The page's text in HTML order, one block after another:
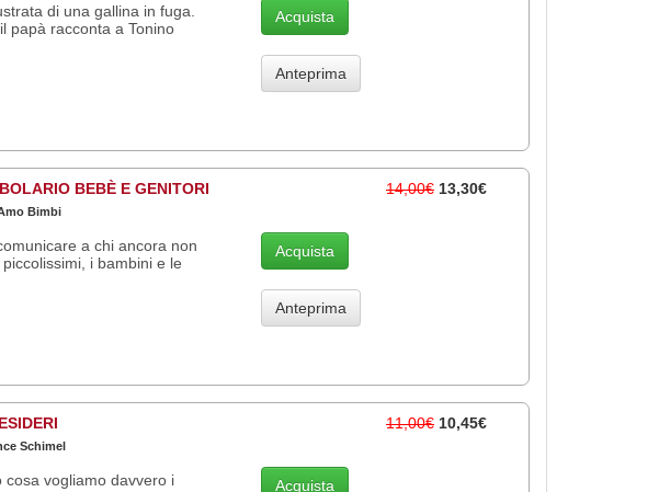
di una gallina in fuga.
papà racconta a Tonino
Acquista
Anteprima
BEBÈ E GENITORI
Bimbi
a chi ancora non
i bambini e le
14,00€ 13,30€
Acquista
Anteprima
Schimel
cosa vogliamo davvero i
11,00€ 10,45€
Acquista